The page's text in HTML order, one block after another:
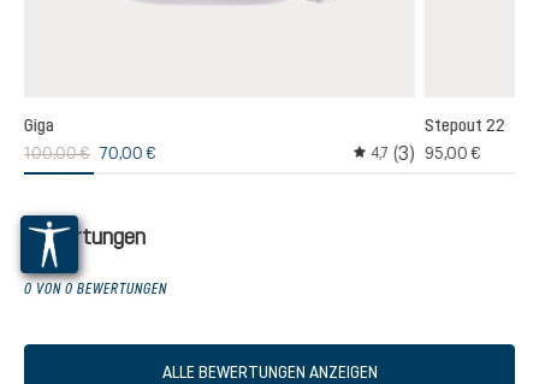
Bewertung von 5 von 5 Sternen
Giga
100,00 € 70,00 € Durchschnittliche
4,7 (3)
Stepout 22
95,00 €
Bewertungen
0 VON 0 BEWERTUNGEN
ALLE BEWERTUNGEN ANZEIGEN